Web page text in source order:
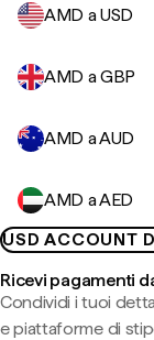
AMD a USD
AMD a GBP
AMD a AUD
AMD a AED
USD ACCOUNT
Ricevi pagamenti
Condividi i tuoi
e piattaforme di